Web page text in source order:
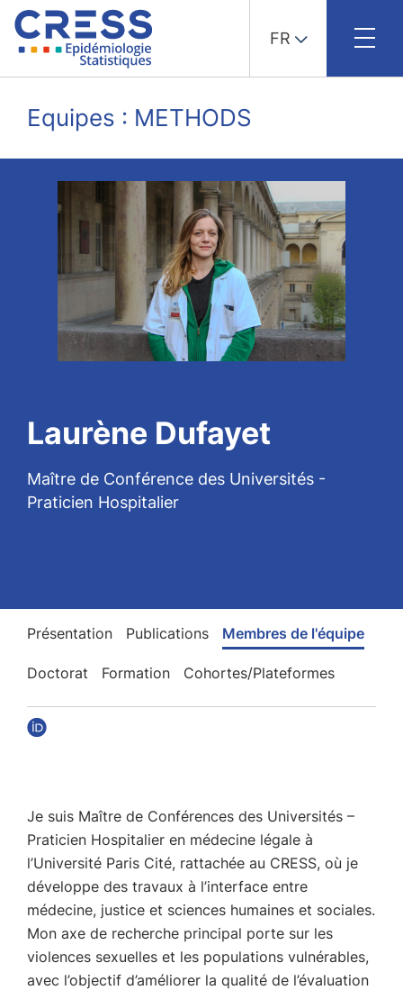
content
FR
Equipes : METHODS
Laurène Dufayet
Maître de Conférence des Universités -
Praticien Hospitalier
Présentation Publications Membres de l'équipe
Doctorat Formation Cohortes/Plateformes
Je suis Maître de Conférences des Universités –
Praticien Hospitalier en médecine légale à
l’Université Paris Cité, rattachée au CRESS, où je
développe des travaux à l’interface entre
médecine, justice et sciences humaines et sociales.
Mon axe de recherche principal porte sur les
violences sexuelles et les populations vulnérables,
avec l’objectif d’améliorer la qualité de l’évaluation